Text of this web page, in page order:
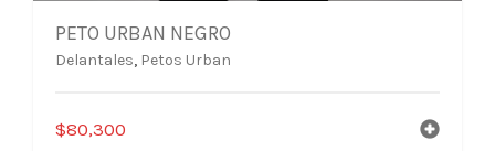
PETO URBAN NEGRO
Delantales, Petos Urban
$80,300